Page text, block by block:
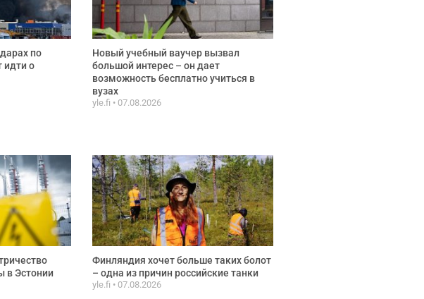
по
идти о
Новый учебный ваучер вызвал
большой интерес – он дает
возможность бесплатно учиться в
вузах
yle.fi 07.08.2026
в Эстонии
Финляндия хочет больше таких болот
– одна из причин российские танки
yle.fi 07.08.2026